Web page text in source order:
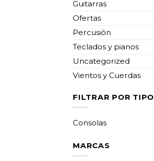
Guitarras
Ofertas
Percusión
Teclados y pianos
Uncategorized
Vientos y Cuerdas
FILTRAR POR TIPO
Consolas
MARCAS